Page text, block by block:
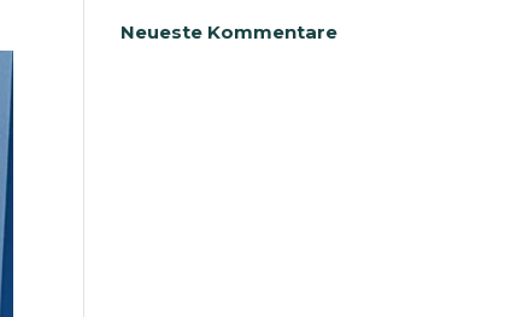
Neueste Kommentare